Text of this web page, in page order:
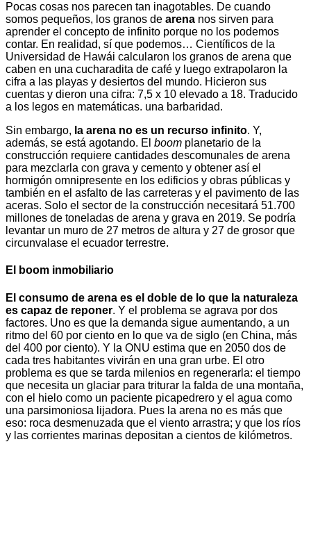
Pocas cosas nos parecen tan inagotables. De cuando
somos pequeños, los granos de arena nos sirven para
aprender el concepto de infinito porque no los podemos
contar. En realidad, sí que podemos… Científicos de la
Universidad de Hawái calcularon los granos de arena que
caben en una cucharadita de café y luego extrapolaron la
cifra a las playas y desiertos del mundo. Hicieron sus
cuentas y dieron una cifra: 7,5 x 10 elevado a 18. Traducido
a los legos en matemáticas. una barbaridad.
Sin embargo, la arena no es un recurso infinito. Y,
además, se está agotando. El boom planetario de la
construcción requiere cantidades descomunales de arena
para mezclarla con grava y cemento y obtener así el
hormigón omnipresente en los edificios y obras públicas y
también en el asfalto de las carreteras y el pavimento de las
aceras. Solo el sector de la construcción necesitará 51.700
millones de toneladas de arena y grava en 2019. Se podría
levantar un muro de 27 metros de altura y 27 de grosor que
circunvalase el ecuador terrestre.
El boom inmobiliario
El consumo de arena es el doble de lo que la naturaleza
es capaz de reponer. Y el problema se agrava por dos
factores. Uno es que la demanda sigue aumentando, a un
ritmo del 60 por ciento en lo que va de siglo (en China, más
del 400 por ciento). Y la ONU estima que en 2050 dos de
cada tres habitantes vivirán en una gran urbe. El otro
problema es que se tarda milenios en regenerarla: el tiempo
que necesita un glaciar para triturar la falda de una montaña,
con el hielo como un paciente picapedrero y el agua como
una parsimoniosa lijadora. Pues la arena no es más que
eso: roca desmenuzada que el viento arrastra; y que los ríos
y las corrientes marinas depositan a cientos de kilómetros.